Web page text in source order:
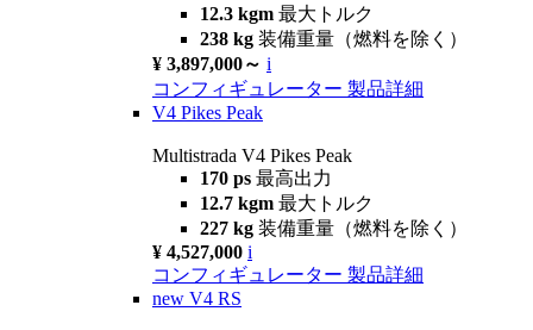
12.3 kgm 最大トルク
238 kg 装備重量（燃料を除く）
¥ 3,897,000～ i
コンフィギュレーター 製品詳細
V4 Pikes Peak
Multistrada V4 Pikes Peak
170 ps 最高出力
12.7 kgm 最大トルク
227 kg 装備重量（燃料を除く）
¥ 4,527,000 i
コンフィギュレーター 製品詳細
new V4 RS